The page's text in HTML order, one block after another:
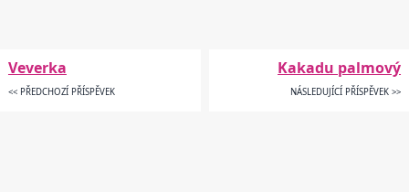
Veverka
<< PŘEDCHOZÍ PŘÍSPĚVEK
Kakadu palmový
NÁSLEDUJÍCÍ PŘÍSPĚVEK >>